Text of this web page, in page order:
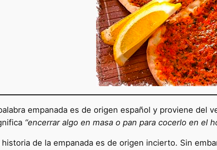
empanada es de origen español y proviene del
“encerrar algo en masa o pan para cocerlo en el
historia de la empanada es de origen incierto. Sin